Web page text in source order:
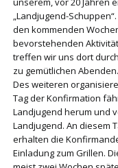
„Landjugend-
den kommenden
bevorstehenden
treffen wir uns dort
zu gemütlichen Abenden.
Des weiteren
Tag der Konfirmation
Landjugend herum und
Landjugend. An diesem
erhalten die
Einladung zum Grillen.